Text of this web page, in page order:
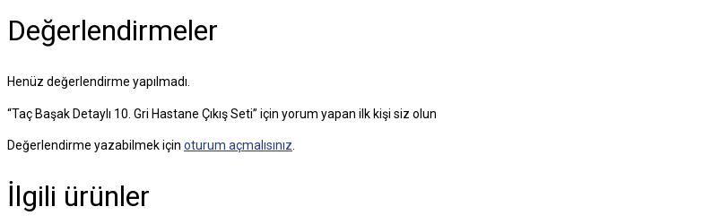
Değerlendirmeler
Henüz değerlendirme yapılmadı.
“Taç Başak Detaylı 10. Gri Hastane Çıkış Seti” için yorum yapan ilk kişi siz olun
Değerlendirme yazabilmek için oturum açmalısınız
İlgili ürünler